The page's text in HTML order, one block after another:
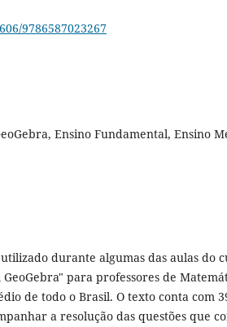
9786587023267
Ensino Fundamental, Ensino
durante algumas das aulas do
para professores de
de todo o Brasil. O texto conta com
a resolução das questões que